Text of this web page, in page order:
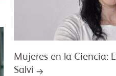
Mujeres en la Ciencia:
Salvi